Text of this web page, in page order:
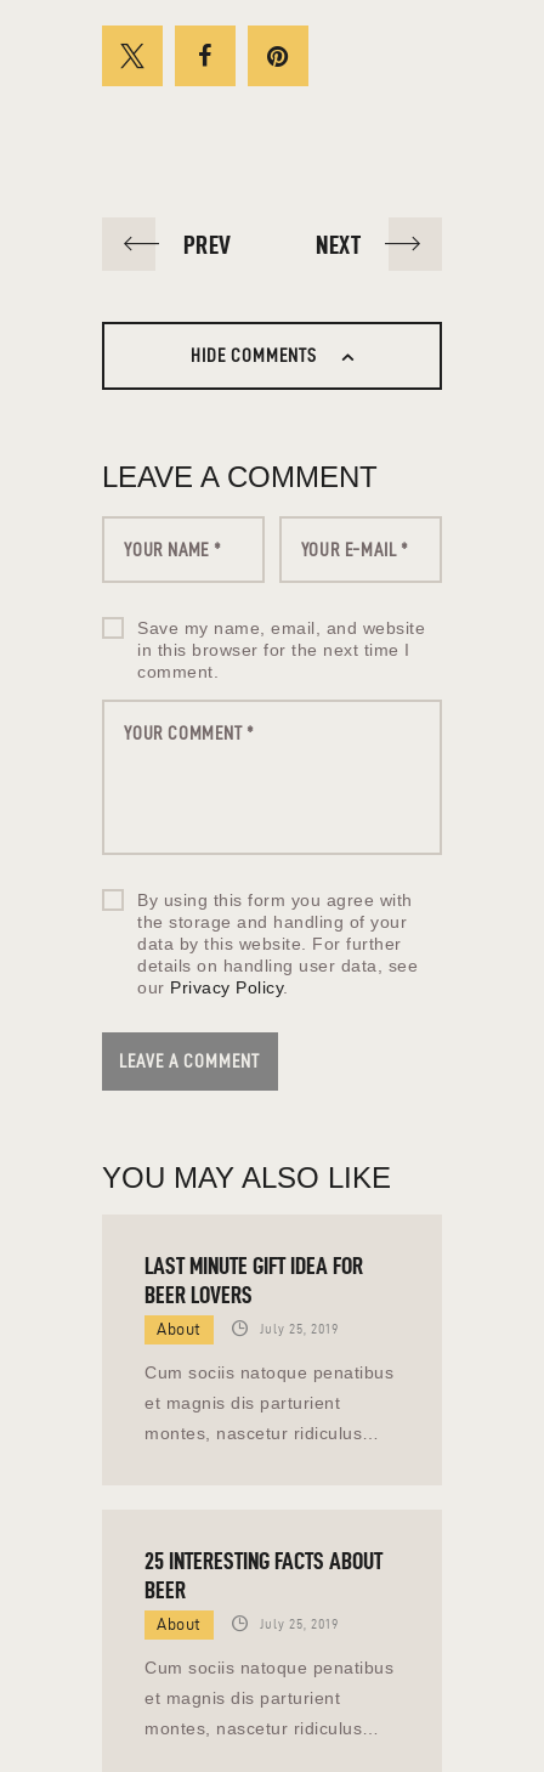
PREV NEXT
HIDE COMMENTS
LEAVE A COMMENT
Save my name, email, and website
in this browser for the next time I
comment.
By using this form you agree with
the storage and handling of your
data by this website. For further
details on handling user data, see
our Privacy Policy.
YOU MAY ALSO LIKE
LAST MINUTE GIFT IDEA FOR
BEER LOVERS
About July 25, 2019
Cum sociis natoque penatibus
et magnis dis parturient
montes, nascetur ridiculus…
25 INTERESTING FACTS ABOUT
BEER
About July 25, 2019
Cum sociis natoque penatibus
et magnis dis parturient
montes, nascetur ridiculus…